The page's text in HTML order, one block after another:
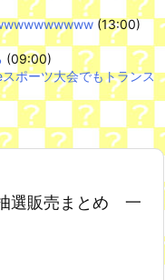
(13:00)
(09:00)
ポーツ大会でもトランス
牛向けコンテンツが入
ゅしながらの濃厚エッ
い
選販売まとめ 一